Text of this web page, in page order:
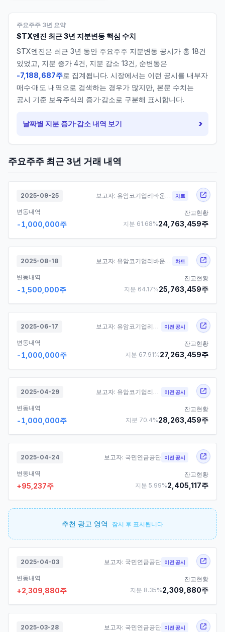
주요주주 3년 요약
STX엔진 최근 3년 지분변동 핵심 수치
STX엔진은 최근 3년 동안 주요주주 지분변동 공시가 총 18건
있었고, 지분 증가 4건, 지분 감소 13건, 순변동은
-7,188,687주로 집계됩니다. 시장에서는 이런 공시를 내부자
매수·매도 내역으로 검색하는 경우가 많지만, 본문 수치는
공시 기준 보유주식의 증가·감소로 구분해 표시합니다.
날짜별 지분 증가·감소 내역 보기 ›
주요주주 최근 3년 거래 내역
2025-09-25 보고자: 유암코기업리바운스제팔차기업재무안정사모투자 차트
변동내역
-1,000,000주
잔고현황
지분 61.68%24,763,459주
2025-08-18 보고자: 유암코기업리바운스제팔차기업재무안정사모투자 차트
변동내역
-1,500,000주
잔고현황
지분 64.17%25,763,459주
2025-06-17 보고자: 유암코기업리바운스제팔차기업재무안정사모투자 이전 공시
변동내역
-1,000,000주
잔고현황
지분 67.91%27,263,459주
2025-04-29 보고자: 유암코기업리바운스제팔차기업재무안정사모투자 이전 공시
변동내역
-1,000,000주
잔고현황
지분 70.4%28,263,459주
2025-04-24 보고자: 국민연금공단 이전 공시
변동내역
+95,237주
잔고현황
지분 5.99%2,405,117주
추천 광고 영역 잠시 후 표시됩니다
2025-04-03 보고자: 국민연금공단 이전 공시
변동내역
+2,309,880주
잔고현황
지분 8.35%2,309,880주
2025-03-28 보고자: 국민연금공단 이전 공시